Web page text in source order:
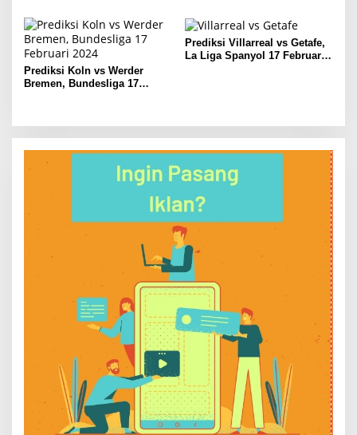
Prediksi Koln vs Werder
Bremen, Bundesliga 17
Prediksi Villarreal vs Getafe,
La Liga Spanyol 17 Februari